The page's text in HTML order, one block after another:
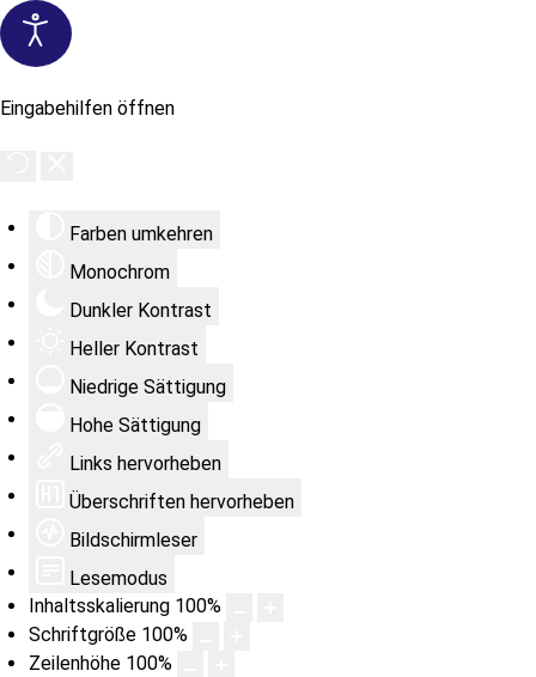
Eingabehilfen öffnen
Farben umkehren
Monochrom
Dunkler Kontrast
Heller Kontrast
Niedrige Sättigung
Hohe Sättigung
Links hervorheben
Überschriften hervorheben
Bildschirmleser
Lesemodus
Inhaltsskalierung 100%
Schriftgröße 100%
Zeilenhöhe 100%